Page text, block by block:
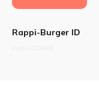
Rappi-Burger ID